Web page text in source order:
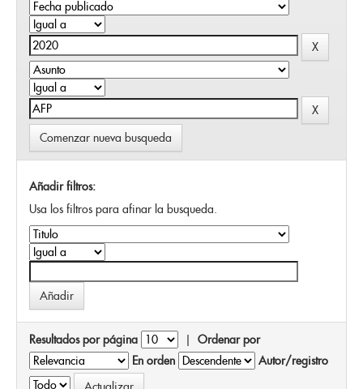
Comenzar nueva busqueda
Añadir filtros:
Usa los filtros para afinar la busqueda.
Resultados por página | Ordenar por
En orden
Autor/registro